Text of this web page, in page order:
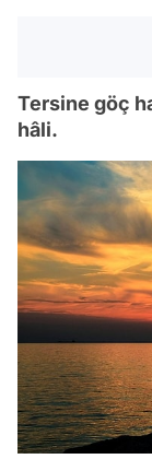
Tersine göç
hâli.